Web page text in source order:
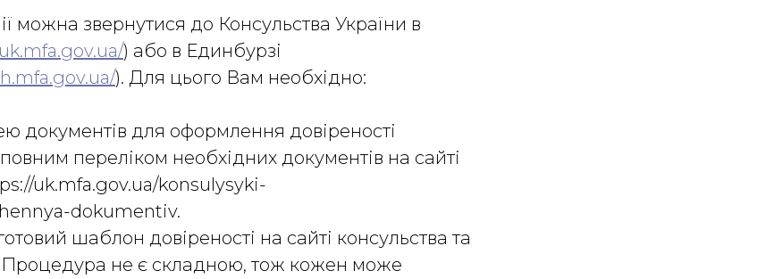
можна звернутися до Консульства України в
) або в Единбурзі
). Для цього Вам необхідно:
документів для оформлення довіреності
переліком необхідних документів на сайті
uk.mfa.gov.ua/konsulysyki-
dokumentiv.
шаблон довіреності на сайті консульства та
Процедура не є складною, тож кожен може